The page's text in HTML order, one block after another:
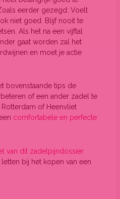
eerder gezegd: Voelt
niet goed. Blijf nooit te
Als het na een vijftal
gaat worden zal het
en moet je actie
bovenstaande tips de
of een ander zadel te
of Heenvliet
comfortabele en perfecte
van dit zadelpijndossier
bij het kopen van een